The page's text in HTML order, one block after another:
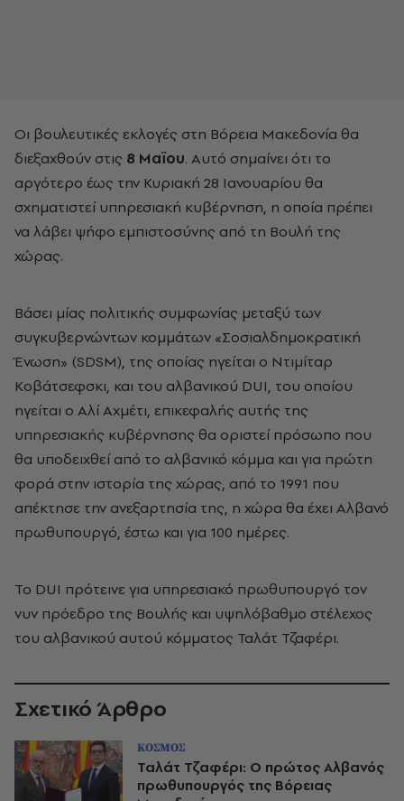
Οι βουλευτικές εκλογές στη Βόρεια Μακεδονία θα
διεξαχθούν στις 8 Μαϊου. Αυτό σημαίνει ότι το
αργότερο έως την Κυριακή 28 Ιανουαρίου θα
σχηματιστεί υπηρεσιακή κυβέρνηση, η οποία πρέπει
να λάβει ψήφο εμπιστοσύνης από τη Βουλή της
χώρας.
Βάσει μίας πολιτικής συμφωνίας μεταξύ των
συγκυβερνώντων κομμάτων «Σοσιαλδημοκρατική
Ένωση» (SDSM), της οποίας ηγείται ο Ντιμίταρ
Κοβάτσεφσκι, και του αλβανικού DUI, του οποίου
ηγείται ο Αλί Αχμέτι, επικεφαλής αυτής της
υπηρεσιακής κυβέρνησης θα οριστεί πρόσωπο που
θα υποδειχθεί από το αλβανικό κόμμα και για πρώτη
φορά στην ιστορία της χώρας, από το 1991 που
απέκτησε την ανεξαρτησία της, η χώρα θα έχει Αλβανό
πρωθυπουργό, έστω και για 100 ημέρες.
Το DUI πρότεινε για υπηρεσιακό πρωθυπουργό τον
νυν πρόεδρο της Βουλής και υψηλόβαθμο στέλεχος
του αλβανικού αυτού κόμματος Ταλάτ Τζαφέρι.
Σχετικό Άρθρο
ΚΟΣΜΟΣ
Ταλάτ Τζαφέρι: Ο πρώτος Αλβανός
πρωθυπουργός της Βόρειας